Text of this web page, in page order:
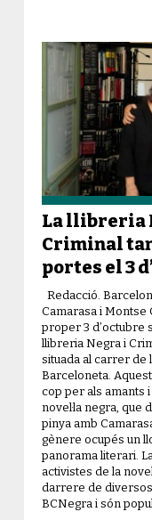
La llibreria
Criminal
portes el 3
Redacció.
Camarasa i Montse
proper 3 d’octubre
llibreria Negra i
situada al carrer de
Barceloneta.
cop per als amants
novel·la negra, que
pinya amb
gènere ocupés un
panorama literari.
activistes de la
darrere de
BCNegra i són